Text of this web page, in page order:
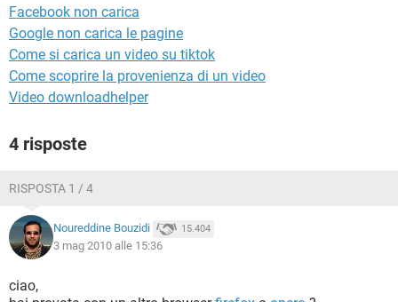
Facebook non carica
Google non carica le pagine
Come si carica un video su tiktok
Come scoprire la provenienza di un video
Video downloadhelper
4 risposte
RISPOSTA 1 / 4
Noureddine Bouzidi 15.404
3 mag 2010 alle 15:36
ciao,